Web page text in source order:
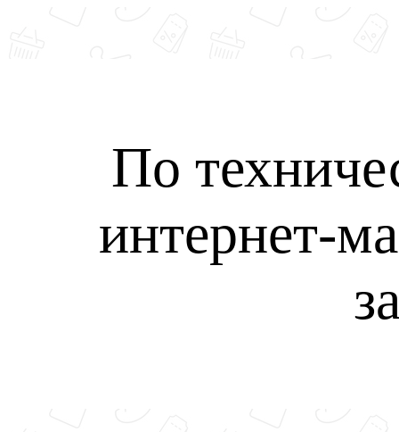
По
интернет-